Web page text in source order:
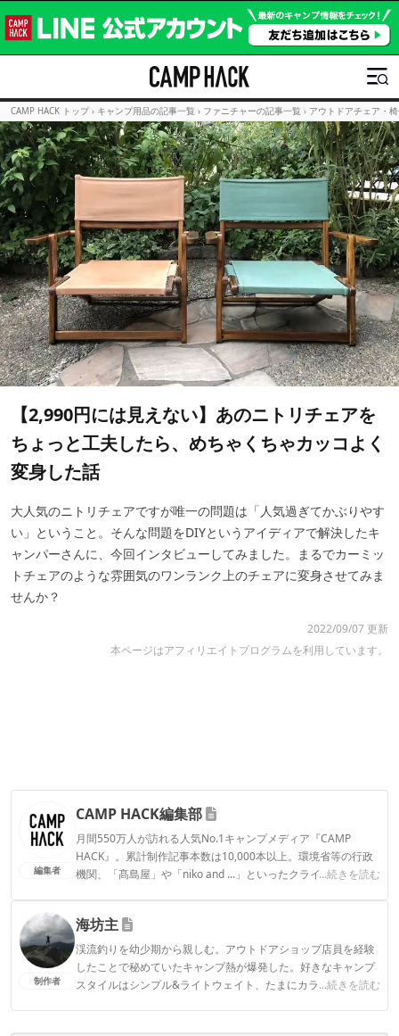
CAMP HACK トップ › キャンプ用品の記事一覧 › ファニチャーの記事一覧 › アウトドアチェア・
【2,990円には見えない】あのニトリチェアを
ちょっと工夫したら、めちゃくちゃカッコよく
変身した話
大人気のニトリチェアですが唯一の問題は「人気過ぎてかぶりやす
い」ということ。そんな問題をDIYというアイディアで解決したキ
ャンパーさんに、今回インタビューしてみました。まるでカーミッ
トチェアのような雰囲気のワンランク上のチェアに変身させてみま
せんか？
2022/09/07 更新
本ページはアフィリエイトプログラムを利用しています。
編集者
CAMP HACK編集部
月間550万人が訪れる人気No.1キャンプメディア『CAMP
HACK』。累計制作記事本数は10,000本以上。環境省等の行政
機関、「髙島屋」や「niko and ...」といったクライアントとの
...続きを読む
CAMP HACK編集部のプロフィール
制作者
海坊主
渓流釣りを幼少期から親しむ。アウトドアショップ店員を経験
したことで秘めていたキャンプ熱が爆発した。好きなキャンプ
スタイルはシンプル&ライトウェイト、たまにカラフル。...続きを読む
海坊主のプロフィール